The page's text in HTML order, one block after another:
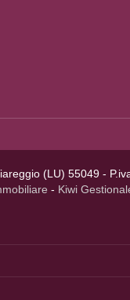
(LU) 55049 -
- Kiwi